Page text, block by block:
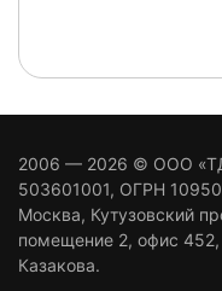
2006 — 2026 © ООО
503601001, ОГРН
Москва, Кутузовский
помещение 2, офис
Казакова.